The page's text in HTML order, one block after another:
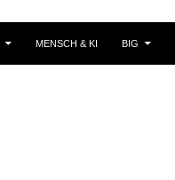
MENSCH & KI BIG